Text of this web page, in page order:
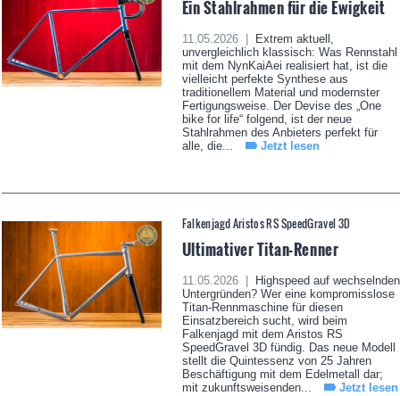
Ein Stahlrahmen für die Ewigkeit
11.05.2026 |
Extrem aktuell,
unvergleichlich klassisch: Was Rennstahl
mit dem NynKaiAei realisiert hat, ist die
vielleicht perfekte Synthese aus
traditionellem Material und modernster
Fertigungsweise. Der Devise des „One
bike for life“ folgend, ist der neue
Stahlrahmen des Anbieters perfekt für
alle, die...
Jetzt lesen
Falkenjagd Aristos RS SpeedGravel 3D
Ultimativer Titan-Renner
11.05.2026 |
Highspeed auf wechselnden
Untergründen? Wer eine kompromisslose
Titan-Rennmaschine für diesen
Einsatzbereich sucht, wird beim
Falkenjagd mit dem Aristos RS
SpeedGravel 3D fündig. Das neue Modell
stellt die Quintessenz von 25 Jahren
Beschäftigung mit dem Edelmetall dar;
mit zukunftsweisenden...
Jetzt lesen